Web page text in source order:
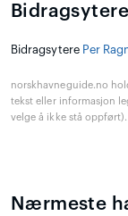
Bidragsytere
Bidragsytere Per
norskhavneguide.no
tekst eller informasjon
velge å ikke stå oppført).
Nærmeste